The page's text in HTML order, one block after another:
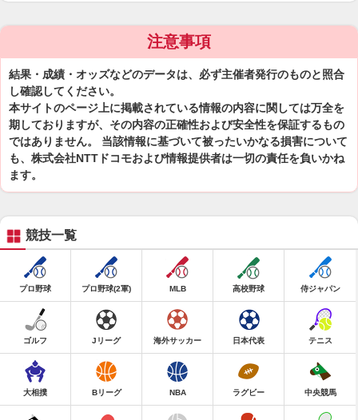
注意事項
結果・成績・オッズなどのデータは、必ず主催者発行のものと照合
し確認してください。
本サイトのページ上に掲載されている情報の内容に関しては万全を
期しておりますが、その内容の正確性および安全性を保証するもの
ではありません。 当該情報に基づいて被ったいかなる損害について
も、株式会社NTTドコモおよび情報提供者は一切の責任を負いかね
ます。
競技一覧
プロ野球 プロ野球(2軍) MLB 高校野球 侍ジャパン
ゴルフ Jリーグ 海外サッカー 日本代表 テニス
大相撲 Bリーグ NBA ラグビー 中央競馬